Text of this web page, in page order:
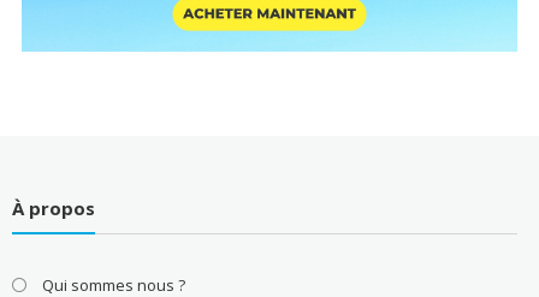
À propos
Qui sommes nous ?